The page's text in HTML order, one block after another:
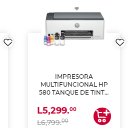
IMPRESORA
MULTIFUNCIONAL HP
580 TANQUE DE TINTA
ESCANEA)
L5,299.00
L6,799.00